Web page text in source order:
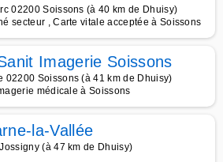
02200 Soissons (à 40 km de Dhuisy)
secteur , Carte vitale acceptée à Soissons
Imagerie Soissons
02200 Soissons (à 41 km de Dhuisy)
médicale à Soissons
la-Vallée
(à 47 km de Dhuisy)